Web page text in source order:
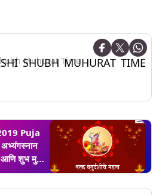
Muhurat Time
SHUBH MUHURAT TIME
Puja
शुभ मुहूर्त